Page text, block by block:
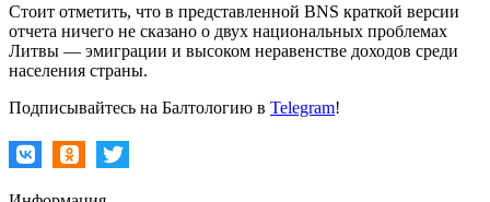
Стоит отметить, что в представленной BNS краткой версии
отчета ничего не сказано о двух национальных проблемах
Литвы — эмиграции и высоком неравенстве доходов среди
населения страны.
Подписывайтесь на Балтологию в Telegram!